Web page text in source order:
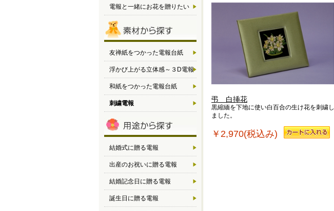
弔 白挿花
黒縮緬を下地に使い白百合の生け花を刺繍し
ました。
￥2,970(税込み)
電報と一緒にお花を贈りたい
友禅紙をつかった電報台紙
浮かび上がる立体感～３D電報
和紙をつかった電報台紙
刺繍電報
結婚式に贈る電報
出産のお祝いに贈る電報
結婚記念日に贈る電報
誕生日に贈る電報